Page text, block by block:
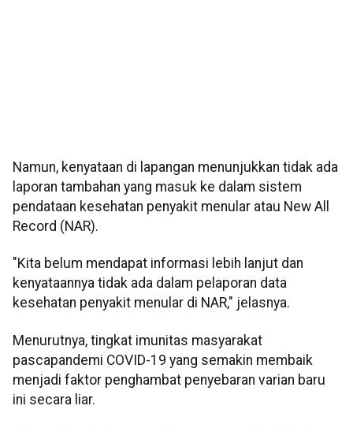
Namun, kenyataan di lapangan menunjukkan tidak ada
laporan tambahan yang masuk ke dalam sistem
pendataan kesehatan penyakit menular atau New All
Record (NAR).
"Kita belum mendapat informasi lebih lanjut dan
kenyataannya tidak ada dalam pelaporan data
kesehatan penyakit menular di NAR," jelasnya.
Menurutnya, tingkat imunitas masyarakat
pascapandemi COVID-19 yang semakin membaik
menjadi faktor penghambat penyebaran varian baru
ini secara liar.